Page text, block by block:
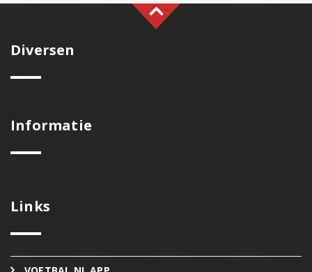
Diversen
Informatie
Links